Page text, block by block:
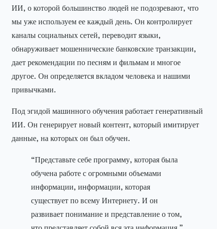
ИИ, о которой большинство людей не подозревают, что
мы уже используем ее каждый день. Он контролирует
каналы социальных сетей, переводит языки,
обнаруживает мошеннические банковские транзакции,
дает рекомендации по песням и фильмам и многое
другое. Он определяется вкладом человека и нашими
привычками.
Под эгидой машинного обучения работает генеративный
ИИ. Он генерирует новый контент, который имитирует
данные, на которых он был обучен.
“Представьте себе программу, которая была
обучена работе с огромными объемами
информации, информации, которая
существует по всему Интернету. И он
развивает понимание и представление о том,